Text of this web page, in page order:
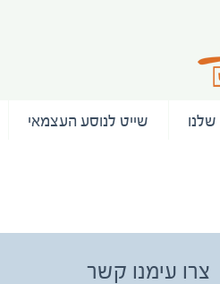
שלנו שייט לנוסע העצמאי
צרו עימנו קשר